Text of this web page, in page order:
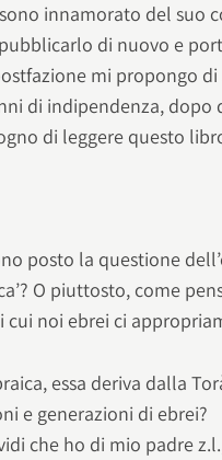
innamorato del suo
di nuovo e
mi propongo
di indipendenza,
di leggere questo
posto la questione
O piuttosto, come
cui noi ebrei ci
essa deriva dalla
e generazioni di ebrei?
che ho di mio padre